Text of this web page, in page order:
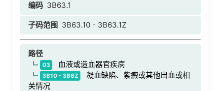
编码 3B63.1
子码范围 3B63.10 - 3B63.1Z
路径
03 血液或造血器官疾病
3B10 - 3B6Z
凝血缺陷、紫癜或其他出血或相
关情况